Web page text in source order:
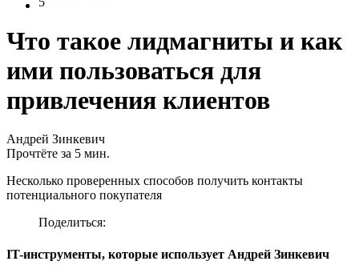
Что такое лидмагниты и как
ими пользоваться для
привлечения клиентов
Андрей Зинкевич
Прочтёте за 5 мин.
Несколько проверенных способов получить контакты
потенциального покупателя
Поделиться:
IT-инструменты, которые использует Андрей Зинкевич